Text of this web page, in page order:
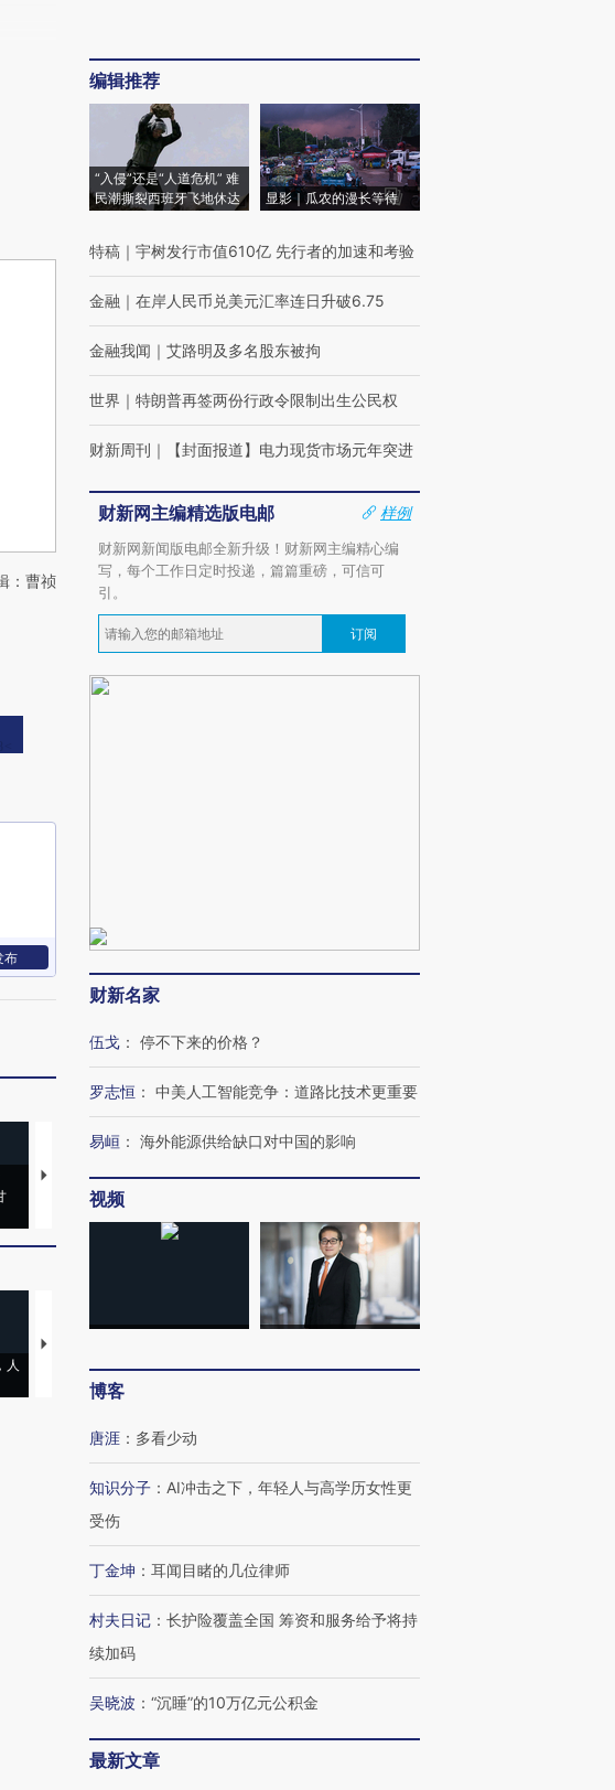
：曹祯
布
马航飞行员跨国走私7万
粒摇头丸 尿检体内含3种
视线｜被称为“蟑螂”的印
视线｜“入侵”还是“人道危
人
【推广】走进第四届链博
会，让数智科技“链”接产
【特别呈现】寻找100种
CFO：不靠规模取胜，华
编辑推荐
“入侵”还是“人道危机” 难
民潮撕裂西班牙飞地休达
显影｜瓜农的漫长等待
特稿 ｜ 宇树发行市值610亿 先行者的加速和考验
金融 ｜ 在岸人民币兑美元汇率连日升破6.75
金融我闻 ｜ 艾路明及多名股东被拘
世界 ｜ 特朗普再签两份行政令限制出生公民权
财新周刊 ｜ 【封面报道】电力现货市场元年突进
财新网主编精选版电邮
样例
财新网新闻版电邮全新升级！财新网主编精心编
写，每个工作日定时投递，篇篇重磅，可信可
引。
订阅
财新名家
伍戈 ： 停不下来的价格？
罗志恒 ： 中美人工智能竞争：道路比技术更重要
易峘 ： 海外能源供给缺口对中国的影响
视频
博客
唐涯 ： 多看少动
知识分子 ： AI冲击之下，年轻人与高学历女性更
受伤
丁金坤 ： 耳闻目睹的几位律师
村夫日记 ： 长护险覆盖全国 筹资和服务给予将持
续加码
吴晓波 ： “沉睡”的10万亿元公积金
最新文章